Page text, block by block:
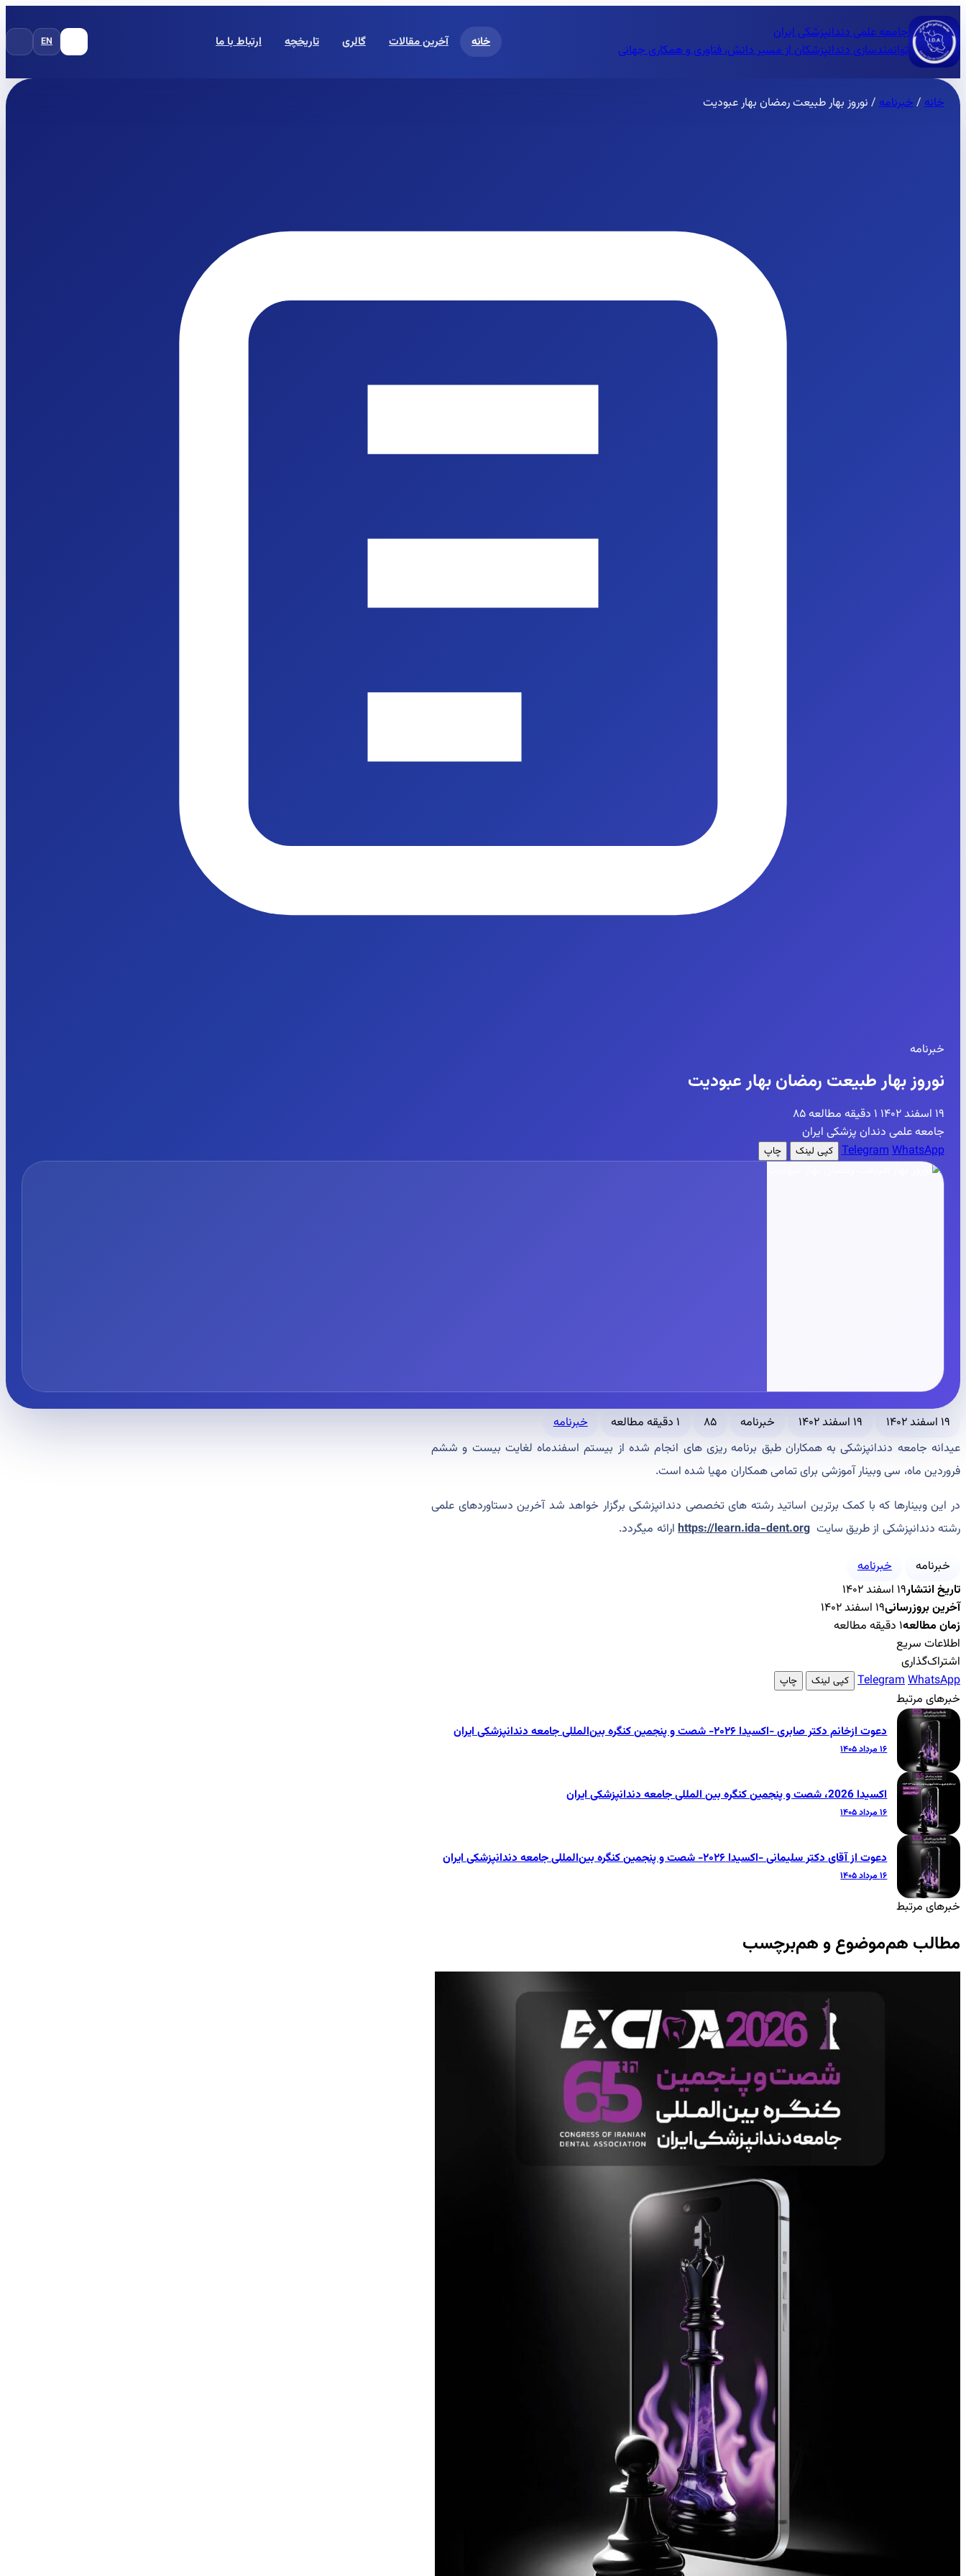
جامعه علمی دندانپزشکی ایران
توانمندسازی دندانپزشکان از مسیر دانش، فناوری و همکاری جهانی
خانه آخرین مقالات گالری تاریخچه ارتباط با ما EN
خانه/خبرنامه/ نوروز بهار طبیعت رمضان بهار عبودیت
خبرنامه
نوروز بهار طبیعت رمضان بهار عبودیت
۱۹ اسفند ۱۴۰۲ ۱ دقیقه مطالعه
۸۵
جامعه علمی دندان پزشکی ایران
TelegramWhatsApp کپی لینک چاپ
۱۹ اسفند ۱۴۰۲ ۱۹ اسفند ۱۴۰۲ خبرنامه ۸۵ ۱ دقیقه مطالعه
خبرنامه
عیدانه جامعه دندانپزشکی به همکاران طبق برنامه ریزی های انجام شده از بیستم اسفندماه لغایت بیست و ششم
فروردین ماه، سی وبینار آموزشی برای تمامی همکاران مهیا شده است.
در این وبینارها که با کمک برترین اساتید رشته های تخصصی دندانپزشکی برگزار خواهد شد آخرین دستاوردهای علمی
رشته دندانپزشکی از طریق سایت https://learn.ida-dent.orgارائه میگردد.
خبرنامه
خبرنامه
تاریخ انتشار۱۹ اسفند ۱۴۰۲
آخرین بروزرسانی۱۹ اسفند ۱۴۰۲
زمان مطالعه۱ دقیقه مطالعه
اطلاعات سریع
اشتراک‌گذاری
TelegramWhatsApp کپی لینک چاپ
خبرهای مرتبط
دعوت ازخانم دکتر صابری -اکسیدا ۲۰۲۶- شصت و پنجمین کنگره بین‌المللی جامعه دندانپزشکی ایران
۱۶ مرداد ۱۴۰۵
اکسیدا 2026، شصت و پنجمین کنگره بین المللی جامعه دندانپزشکی ایران
۱۶ مرداد ۱۴۰۵
دعوت از آقای دکتر سلیمانی -اکسیدا ۲۰۲۶- شصت و پنجمین کنگره بین‌المللی جامعه دندانپزشکی ایران
۱۶ مرداد ۱۴۰۵
خبرهای مرتبط
مطالب هم‌موضوع و هم‌برچسب